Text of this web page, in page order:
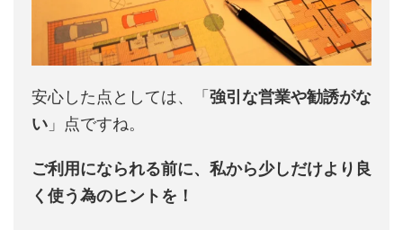
安心した点としては、「 強引な営業や勧誘がな
い 」点ですね。
ご利用になられる前に、私から少しだけより良
く使う為のヒントを！